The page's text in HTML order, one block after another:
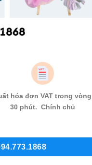
hóa đơn VAT trong vòng
30 phút. Chính chủ